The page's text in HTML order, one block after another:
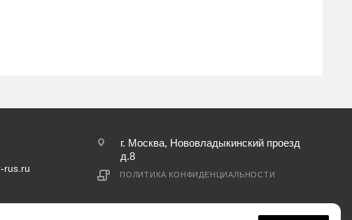
rus.ru
г. Москва, Нововладыкинский проезд
д.8
ПОЛИТИКА КОНФИДЕНЦИАЛЬНОСТИ